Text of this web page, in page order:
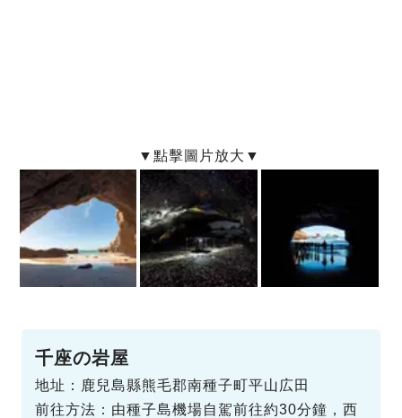
千座の岩屋
地址：鹿兒島縣熊毛郡南種子町平山広田
前往方法：由種子島機場自駕前往約30分鐘，西